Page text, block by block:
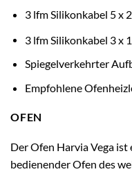
3 lfm Silikonkabel 5 x
3 lfm Silikonkabel 3 x
Spiegelverkehrter
Empfohlene
OFEN
Der Ofen Harvia Vega
bedienender Ofen des